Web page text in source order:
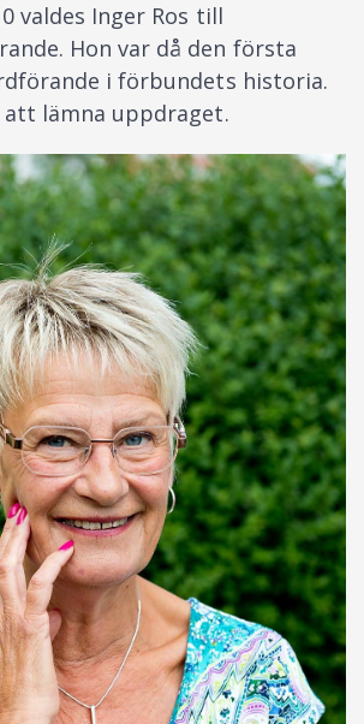
valdes Inger Ros till
Hon var då den första
i förbundets historia.
att lämna uppdraget.